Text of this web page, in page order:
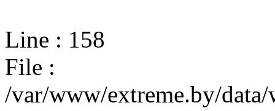
Line : 158
File :
/var/www/extreme.by/